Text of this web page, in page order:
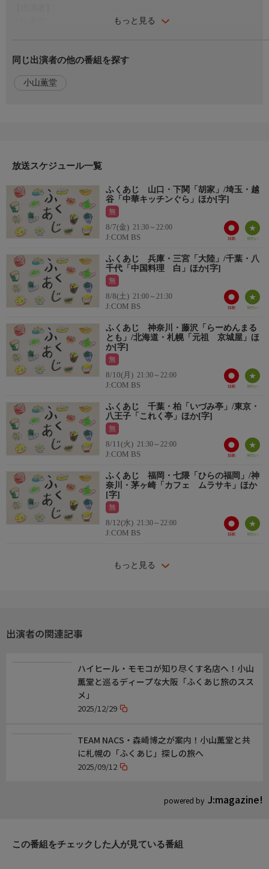
もっと見る
https://x.com/BS260_official
同じ出演者の他の番組を探す
小山薫堂
放送スケジュール一覧
ふくあじ 山口・下関「胡家」/埼玉・越
谷「中華キッチンぐら」ほか[字]
無
8/7(金) 21:30～22:00
J:COM BS
ふくあじ 兵庫・三宮「大陸」/千葉・八
千代「中国料理 白」ほか[字]
無
8/8(土) 21:00～21:30
J:COM BS
ふくあじ 神奈川・藤沢「らーめんまる
とも」/北海道・札幌「元祖 京城屋」ほ
か[字]
無
8/10(月) 21:30～22:00
J:COM BS
ふくあじ 千葉・柏「いづみ亭」/東京・
八王子「これく亭」ほか[字]
無
8/11(火) 21:30～22:00
J:COM BS
ふくあじ 福岡・七隈「ひらの福岡」/神
奈川・茅ヶ崎「カフェ ムラサキ」ほか
[字]
無
8/12(水) 21:30～22:00
J:COM BS
もっと見る
出演者の関連記事
powered by J:magazine!
ハイヒール・モモコが知り尽くす名店へ！小山
薫堂と巡るディープな大阪「ふくあじ旅のスス
メ」
2025/12/29
TEAM NACS・森崎博之が案内！小山薫堂と共
に札幌の「ふくあじ」探しの旅へ
2025/09/12
この番組をチェックした人が見ている番組